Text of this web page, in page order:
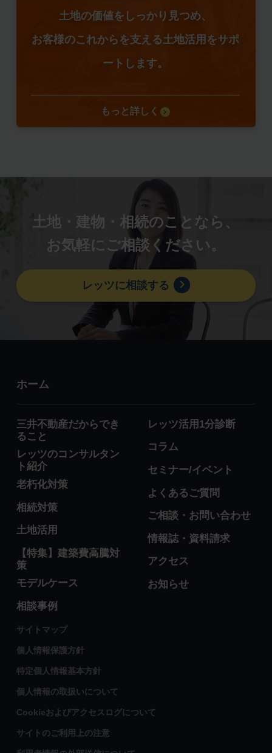
土地の価値をしっかり見つめ、
お客様のこれからを支える土地活用をサポ
ートします。
もっと詳しく
土地・建物・相続のことなら、
お気軽にご相談ください。
レッツに相談する
ホーム
三井不動産だからでき
ること
レッツのコンサルタン
ト紹介
老朽化対策
相続対策
土地活用
【特集】建築費高騰対
策
モデルケース
相談事例
レッツ活用1分診断
コラム
セミナー/イベント
よくあるご質問
ご相談・お問い合わせ
情報誌・資料請求
アクセス
お知らせ
サイトマップ
個人情報保護方針
特定個人情報基本方針
個人情報の取扱いについて
Cookieおよびアクセスログについて
サイトのご利用上の注意